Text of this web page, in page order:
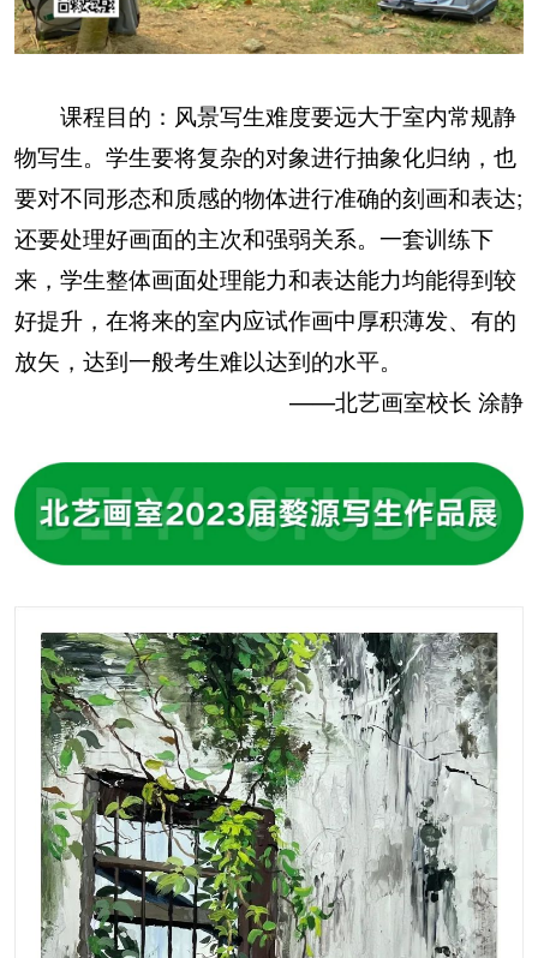
课程目的：风景写生难度要远大于室内常规静
物写生。学生要将复杂的对象进行抽象化归纳，也
要对不同形态和质感的物体进行准确的刻画和表达;
还要处理好画面的主次和强弱关系。一套训练下
来，学生整体画面处理能力和表达能力均能得到较
好提升，在将来的室内应试作画中厚积薄发、有的
放矢，达到一般考生难以达到的水平。
——北艺画室校长 涂静